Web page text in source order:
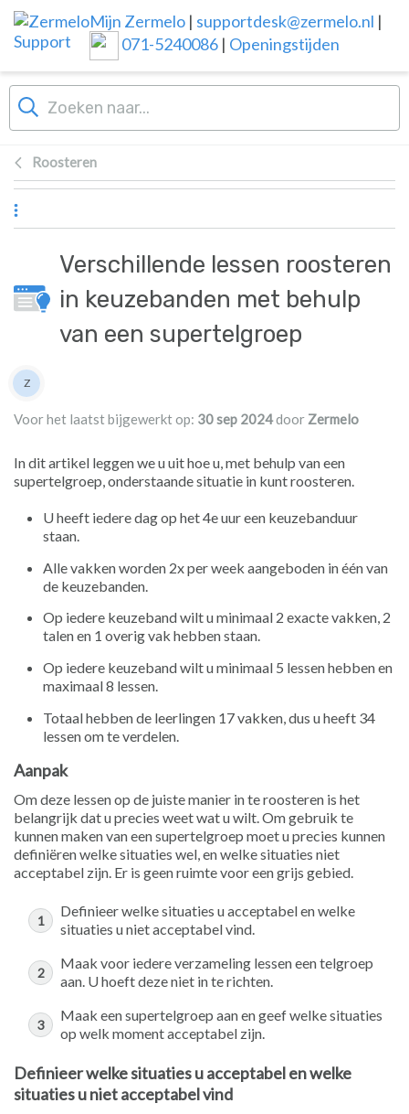
Overslaan naar hoofdinhoud
Mijn Zermelo | supportdesk@zermelo.nl |
071-5240086 | Openingstijden
Roosteren
Verschillende lessen roosteren
in keuzebanden met behulp
van een supertelgroep
Lijst van auteurs
Z
Voor het laatst bijgewerkt op: 30 sep 2024door Zermelo
In dit artikel leggen we u uit hoe u, met behulp van een
supertelgroep, onderstaande situatie in kunt roosteren.
U heeft iedere dag op het 4e uur een keuzebanduur
staan.
Alle vakken worden 2x per week aangeboden in één van
de keuzebanden.
Op iedere keuzeband wilt u minimaal 2 exacte vakken, 2
talen en 1 overig vak hebben staan.
Op iedere keuzeband wilt u minimaal 5 lessen hebben en
maximaal 8 lessen.
Totaal hebben de leerlingen 17 vakken, dus u heeft 34
lessen om te verdelen.
Aanpak
Om deze lessen op de juiste manier in te roosteren is het
belangrijk dat u precies weet wat u wilt. Om gebruik te
kunnen maken van een supertelgroep moet u precies kunnen
definiëren welke situaties wel, en welke situaties niet
acceptabel zijn. Er is geen ruimte voor een grijs gebied.
Definieer welke situaties u acceptabel en welke
situaties u niet acceptabel vind.
Maak voor iedere verzameling lessen een telgroep
aan. U hoeft deze niet in te richten.
Maak een supertelgroep aan en geef welke situaties
op welk moment acceptabel zijn.
Definieer welke situaties u acceptabel en welke
situaties u niet acceptabel vind